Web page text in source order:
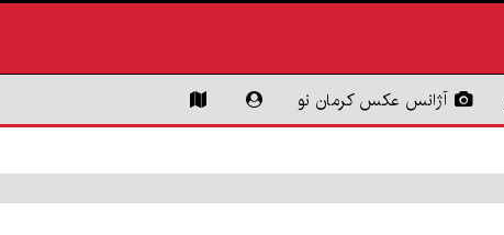
آژانس عکس کرمان نو